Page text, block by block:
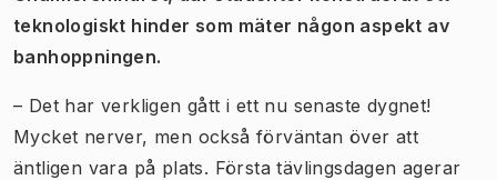
teknologiskt hinder som mäter någon aspekt av
banhoppningen.
– Det har verkligen gått i ett nu senaste dygnet!
Mycket nerver, men också förväntan över att
äntligen vara på plats. Första tävlingsdagen agerar